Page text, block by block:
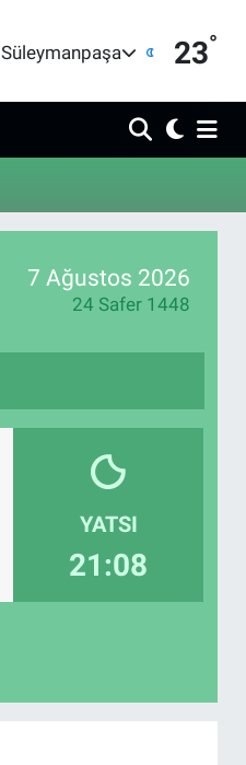
Süleymanpaşa 23°
7 Ağustos 2026
24 Safer 1448
YATSI
21:08